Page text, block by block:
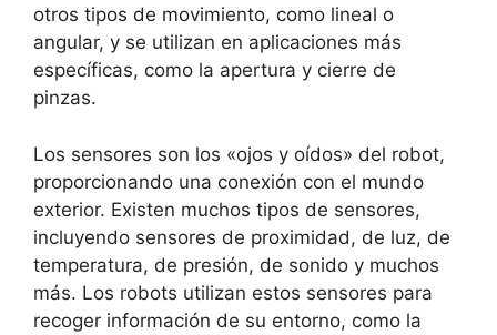
otros tipos de movimiento, como lineal o
angular, y se utilizan en aplicaciones más
específicas, como la apertura y cierre de
pinzas.
Los sensores son los «ojos y oídos» del robot,
proporcionando una conexión con el mundo
exterior. Existen muchos tipos de sensores,
incluyendo sensores de proximidad, de luz, de
temperatura, de presión, de sonido y muchos
más. Los robots utilizan estos sensores para
recoger información de su entorno, como la